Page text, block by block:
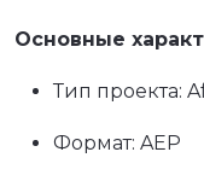
Основные
Тип проекта:
Формат: AEP